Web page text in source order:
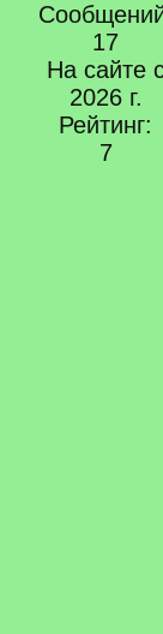
17
На сайте
2026 г.
Рейтинг:
7